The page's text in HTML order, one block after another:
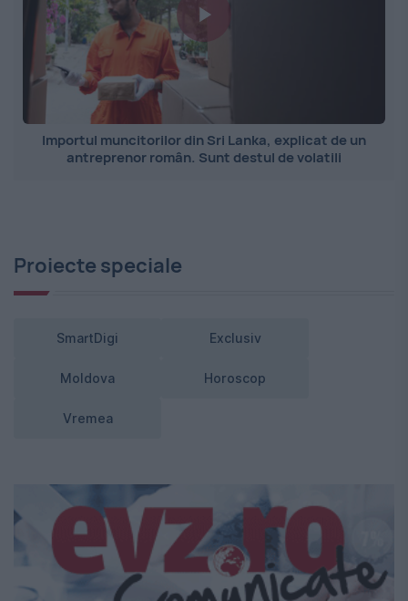
Importul muncitorilor din Sri Lanka, explicat de un
antreprenor român. Sunt destul de volatili
Proiecte speciale
SmartDigi Exclusiv
Moldova Horoscop
Vremea